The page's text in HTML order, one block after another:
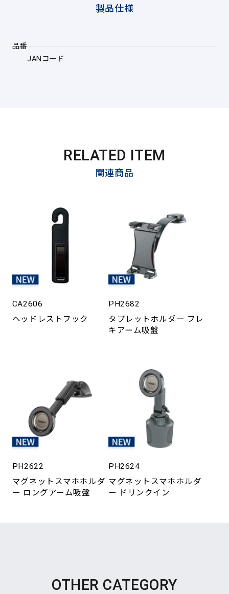
製品仕様
品番
JANコード
RELATED ITEM
関連商品
CA2606
ヘッドレストフック
PH2682
タブレットホルダー フレ
キアーム吸盤
PH2622
マグネットスマホホルダ
ー ロングアーム吸盤
PH2624
マグネットスマホホルダ
ー ドリンクイン
OTHER CATEGORY